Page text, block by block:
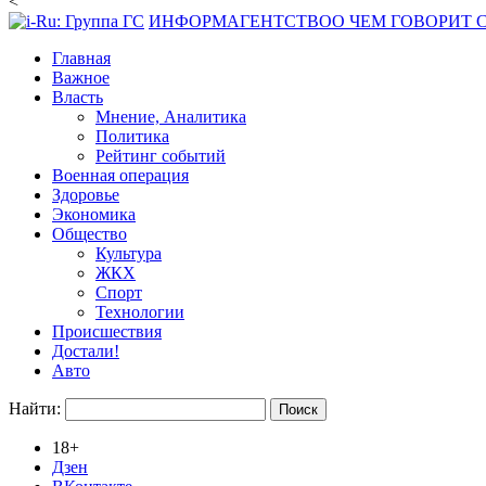
ИНФОРМАГЕНТСТВОО ЧЕМ ГОВОРИТ
Главная
Важное
Власть
Мнение, Аналитика
Политика
Рейтинг событий
Военная операция
Здоровье
Экономика
Общество
Культура
ЖКХ
Спорт
Технологии
Происшествия
Достали!
Авто
Найти:
18+
Дзен